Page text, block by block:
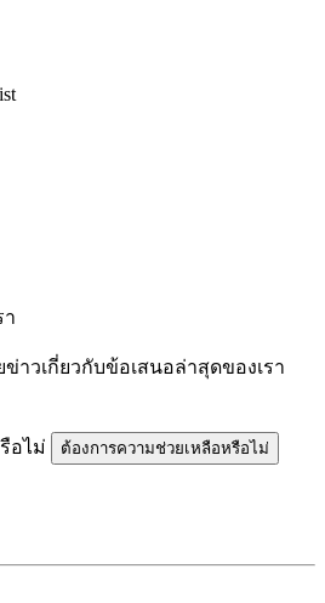
า
าวเกี่ยวกับข้อเสนอล่าสุดของเรา
อไม่
ต้องการความช่วยเหลือหรือไม่